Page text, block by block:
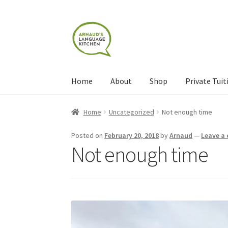
Skip
to
navigation
Skip
to
content
Home About Shop Private
Home About Blog Cart Checkout Contact
ShopTerms and Conditions Categories
Home Uncategorized Not enough time
Posted on February 20, 2018byArnaud — Leave
Not enough time